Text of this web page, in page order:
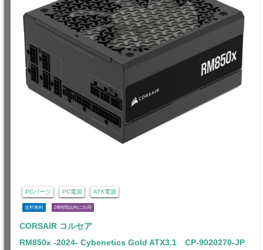
PCパーツ PC電源 ATX電源
送料無料 24時間以内に出荷
CORSAIR コルセア
RM850x -2024- Cybenetics Gold ATX3.1 CP-9020270-JP